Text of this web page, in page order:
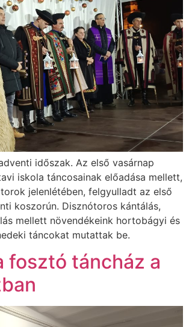
időszak. Az első vasárnap
iskola táncosainak előadása mellett,
jelenlétében, felgyulladt az első
koszorún. Disznótoros kántálás,
mellett növendékeink hortobágyi és
táncokat mutattak be.
fosztó táncház a